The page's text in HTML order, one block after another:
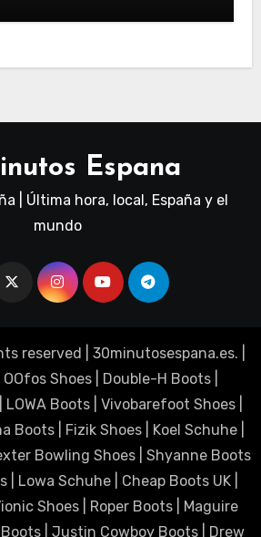
Espana
| Última hora, local, España y el
mundo
reserved 30minutosespana.es. |
OOfos Shoes Double-H Boots
LOWA Boots| Vivobarefoot Shoes|
Boots| Fizik Shoes| Koel Schuhe|
Bowling Shoes| Shyanne Boots
| Lowa Schuhe| Cheap Boots UK
Shoes| Roper Boots| Maguire
| Justin Cowboy Boots| Drew